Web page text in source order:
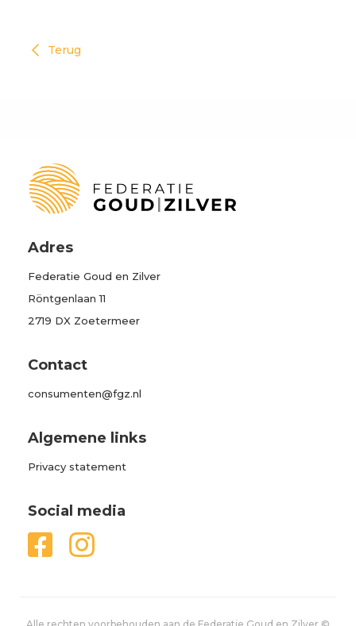
Terug
Adres
Federatie Goud en Zilver
Röntgenlaan 11
2719 DX Zoetermeer
Contact
consumenten@fgz.nl
Algemene links
Privacy statement
Social media
 